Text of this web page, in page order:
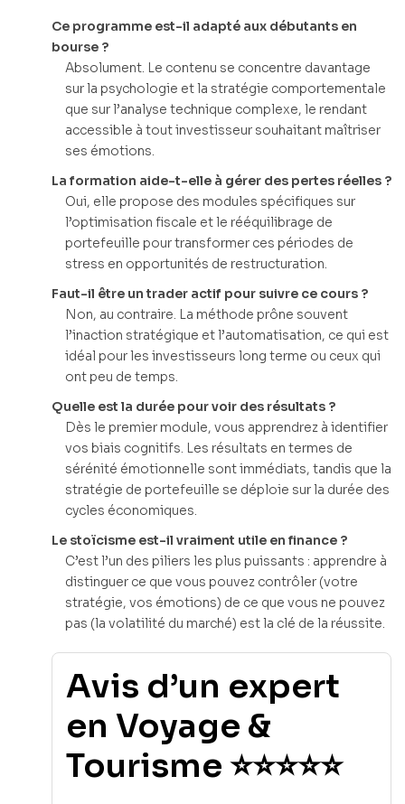
Ce programme est-il adapté aux débutants en
bourse ?
Absolument. Le contenu se concentre davantage
sur la psychologie et la stratégie comportementale
que sur l’analyse technique complexe, le rendant
accessible à tout investisseur souhaitant maîtriser
ses émotions.
La formation aide-t-elle à gérer des pertes réelles ?
Oui, elle propose des modules spécifiques sur
l’optimisation fiscale et le rééquilibrage de
portefeuille pour transformer ces périodes de
stress en opportunités de restructuration.
Faut-il être un trader actif pour suivre ce cours ?
Non, au contraire. La méthode prône souvent
l’inaction stratégique et l’automatisation, ce qui est
idéal pour les investisseurs long terme ou ceux qui
ont peu de temps.
Quelle est la durée pour voir des résultats ?
Dès le premier module, vous apprendrez à identifier
vos biais cognitifs. Les résultats en termes de
sérénité émotionnelle sont immédiats, tandis que la
stratégie de portefeuille se déploie sur la durée des
cycles économiques.
Le stoïcisme est-il vraiment utile en finance ?
C’est l’un des piliers les plus puissants : apprendre à
distinguer ce que vous pouvez contrôler (votre
stratégie, vos émotions) de ce que vous ne pouvez
pas (la volatilité du marché) est la clé de la réussite.
Avis d’un expert
en Voyage &
Tourisme ⭐⭐⭐⭐⭐